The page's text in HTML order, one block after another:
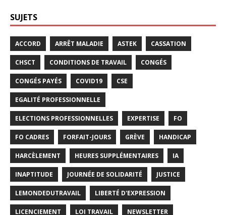
SUJETS
ACCORD ARRÊT MALADIE ASTEK CASSATION
CHSCT CONDITIONS DE TRAVAIL CONGÉS
CONGÉS PAYÉS COVID19 CSE
EGALITÉ PROFESSIONNELLE
ELECTIONS PROFESSIONNELLES EXPERTISE FO
FO CADRES FORFAIT-JOURS GRÈVE HANDICAP
HARCÈLEMENT HEURES SUPPLÉMENTAIRES IA
INAPTITUDE JOURNÉE DE SOLIDARITÉ JUSTICE
LEMONDEDUTRAVAIL LIBERTÉ D'EXPRESSION
LICENCIEMENT LOI TRAVAIL NEWSLETTER